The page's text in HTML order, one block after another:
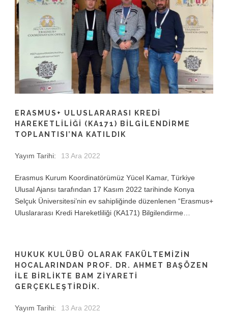
ERASMUS+ ULUSLARARASI KREDI
HAREKETLILIĞI (KA171) BILGILENDIRME
TOPLANTISI’NA KATILDIK
Yayım Tarihi: 13 Ara 2022
Erasmus Kurum Koordinatörümüz Yücel Kamar, Türkiye
Ulusal Ajansı tarafından 17 Kasım 2022 tarihinde Konya
Selçuk Üniversitesi’nin ev sahipliğinde düzenlenen “Erasmus+
Uluslararası Kredi Hareketliliği (KA171) Bilgilendirme…
HUKUK KULÜBÜ OLARAK FAKÜLTEMİZİN
HOCALARINDAN PROF. DR. AHMET BAŞÖZEN
İLE BİRLİKTE BAM ZİYARETİ
GERÇEKLEŞTİRDİK.
Yayım Tarihi: 13 Ara 2022